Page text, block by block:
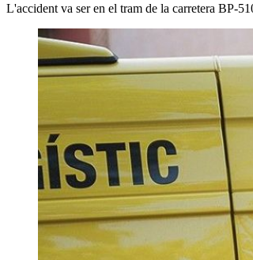
L'accident va ser en el tram de la carretera BP-